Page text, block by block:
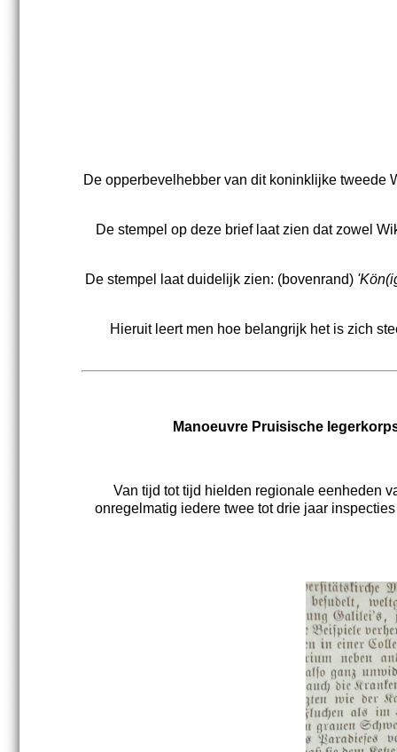
De opperbevelhebber van dit koninklijke tweede
De stempel op deze brief laat zien dat zowel
De stempel laat duidelijk zien: (bovenrand)
Hieruit leert men hoe belangrijk het is zich
Manoeuvre Pruisische
Van tijd tot tijd hielden regionale eenheden
onregelmatig iedere twee tot drie jaar